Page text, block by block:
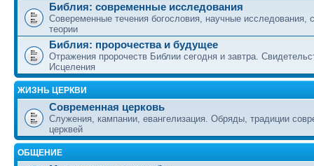
Библия: современные исследования
Совеременные течения богословия, научные исследования,
теории
Библия: пророчества и будущее
Отражения пророчеств Библии сегодня и завтра.
Исцеления
ЖИЗНЬ ЦЕРКВИ
Современная церковь
Служения, кампании, евангелизация. Обряды, традиции
церквей
ОБЩЕНИЕ